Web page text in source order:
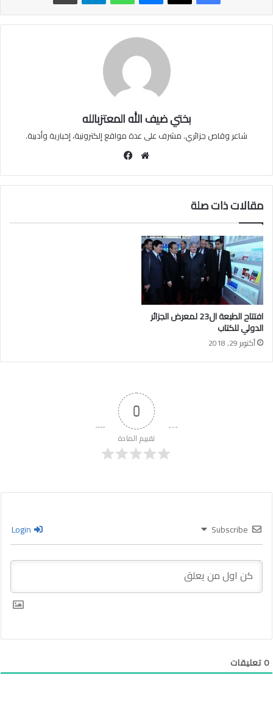
بختي ضيف الله المعتزبالله
شاعر وقاص جزائري. مشرف على عدة مواقع إلكترونية، إخبارية وأدبية.
موقع
مقالات ذات صلة
افتتاح الطبعة ال23 لمعرض الجزائر
الدولي للكتاب
أكتوبر 29, 2018
0
تقييم المادة
Subscribe
0تعليقات